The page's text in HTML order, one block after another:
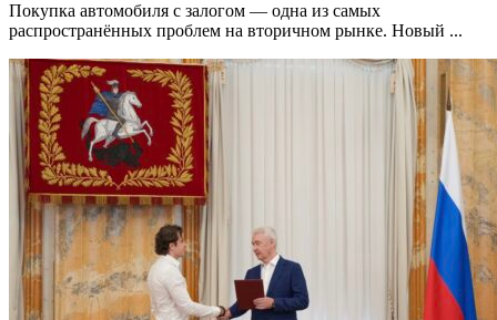
Покупка автомобиля с залогом — одна из самых
распространённых проблем на вторичном рынке. Новый ...